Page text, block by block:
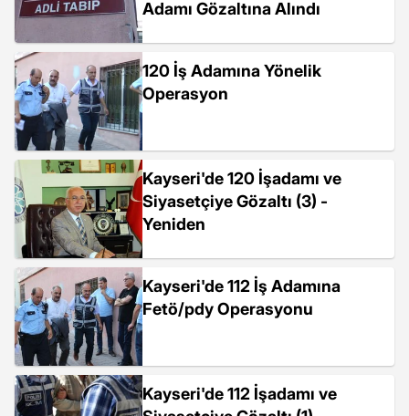
Adamı Gözaltına Alındı
120 İş Adamına Yönelik
Operasyon
Kayseri'de 120 İşadamı ve
Siyasetçiye Gözaltı (3) -
Yeniden
Kayseri'de 112 İş Adamına
Fetö/pdy Operasyonu
Kayseri'de 112 İşadamı ve